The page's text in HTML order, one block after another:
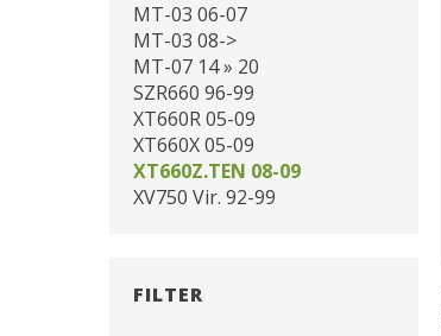
MT-03 06-07
MT-03 08->
MT-07 14 » 20
SZR660 96-99
XT660R 05-09
XT660X 05-09
XT660Z.TEN 08-09
XV750 Vir. 92-99
FILTER